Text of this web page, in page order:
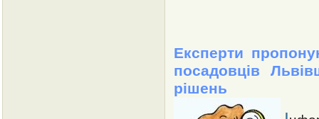
Експерти
посадовців
рішень